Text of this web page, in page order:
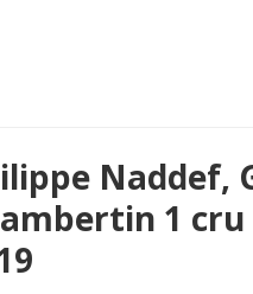
Naddef,
1 cru